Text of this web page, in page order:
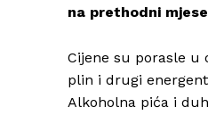
na prethodni
Cijene su porasle u
plin i drugi
Alkoholna pića i